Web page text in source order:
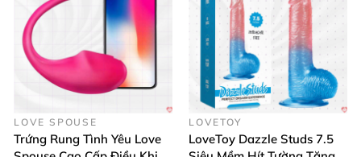
LOVE SPOUSE
Trứng Rung Tình Yêu Love
LOVETOY
LoveToy Dazzle Studs 7.5